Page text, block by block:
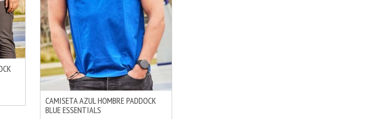
AÑADIR
CAMISETA AZUL HOMBRE PADDOCK
BLUE ESSENTIALS